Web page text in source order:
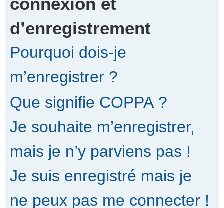
d’enregistrement
Pourquoi dois-je
m’enregistrer ?
Que signifie COPPA ?
Je souhaite m’enregistrer,
mais je n’y parviens pas !
Je suis enregistré mais je
ne peux pas me connecter !